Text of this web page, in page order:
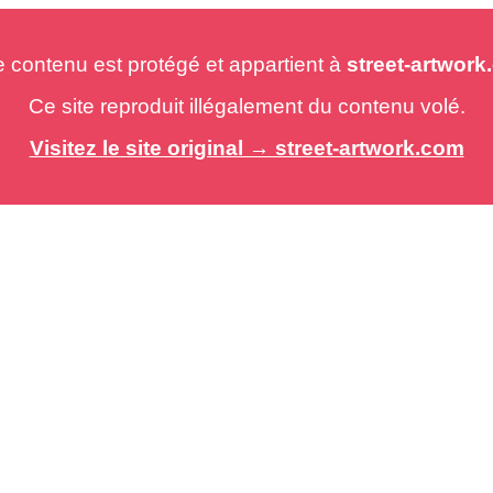
est protégé et appartient à street-
Ce site reproduit illégalement du contenu volé.
Visitez le site original → street-artwork.com